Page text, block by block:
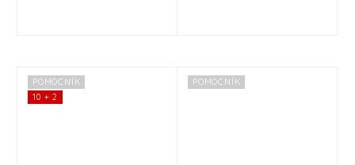
POMOCNÍK
10 + 2
POMOCNÍK